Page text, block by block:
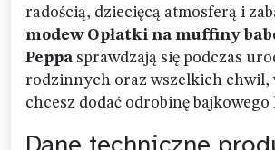
radością, dziecięcą atmosferą i
modew Opłatki na muffiny
Peppasprawdzają się podczas
rodzinnych oraz wszelkich chwil,
chcesz dodać odrobinę